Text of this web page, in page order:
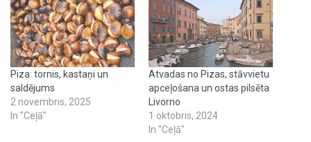
Piza: tornis, kastaņi un
saldējums
2 novembris, 2025
In "Ceļā"
Atvadas no Pizas, stāvvietu
apceļošana un ostas pilsēta
Livorno
1 oktobris, 2024
In "Ceļā"